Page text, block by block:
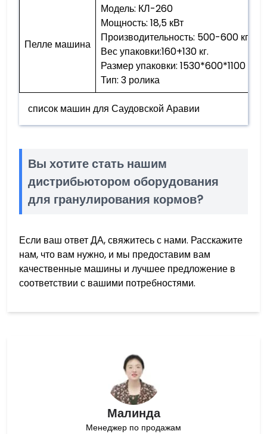
Малинда
Менеджер по продажам
Пелле машина
Модель: КЛ-260
Мощность: 18,5 кВт
Производительность: 500-600 кг в
Вес упаковки:160+130 кг.
Размер упаковки: 1530*600*1100 мм
Тип: 3 ролика
список машин для Саудовской Аравии
Вы хотите стать нашим
дистрибьютором оборудования
для гранулирования кормов?
Если ваш ответ ДА, свяжитесь с нами. Расскажите
нам, что вам нужно, и мы предоставим вам
качественные машины и лучшее предложение в
соответствии с вашими потребностями.